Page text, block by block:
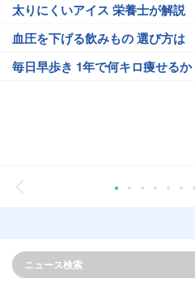
太りにくいアイス 栄養士が解説
血圧を下げる飲みもの 選び方は
毎日早歩き 1年で何キロ痩せるか